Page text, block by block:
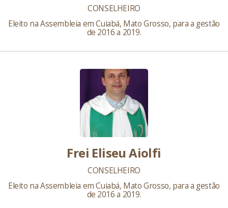
CONSELHEIRO
Eleito na Assembleia em Cuiabá, Mato Grosso, para a gestão
de 2016 a 2019.
Frei Eliseu Aiolfi
CONSELHEIRO
Eleito na Assembleia em Cuiabá, Mato Grosso, para a gestão
de 2016 a 2019.